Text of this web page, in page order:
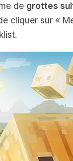
de grottes
cliquer sur «